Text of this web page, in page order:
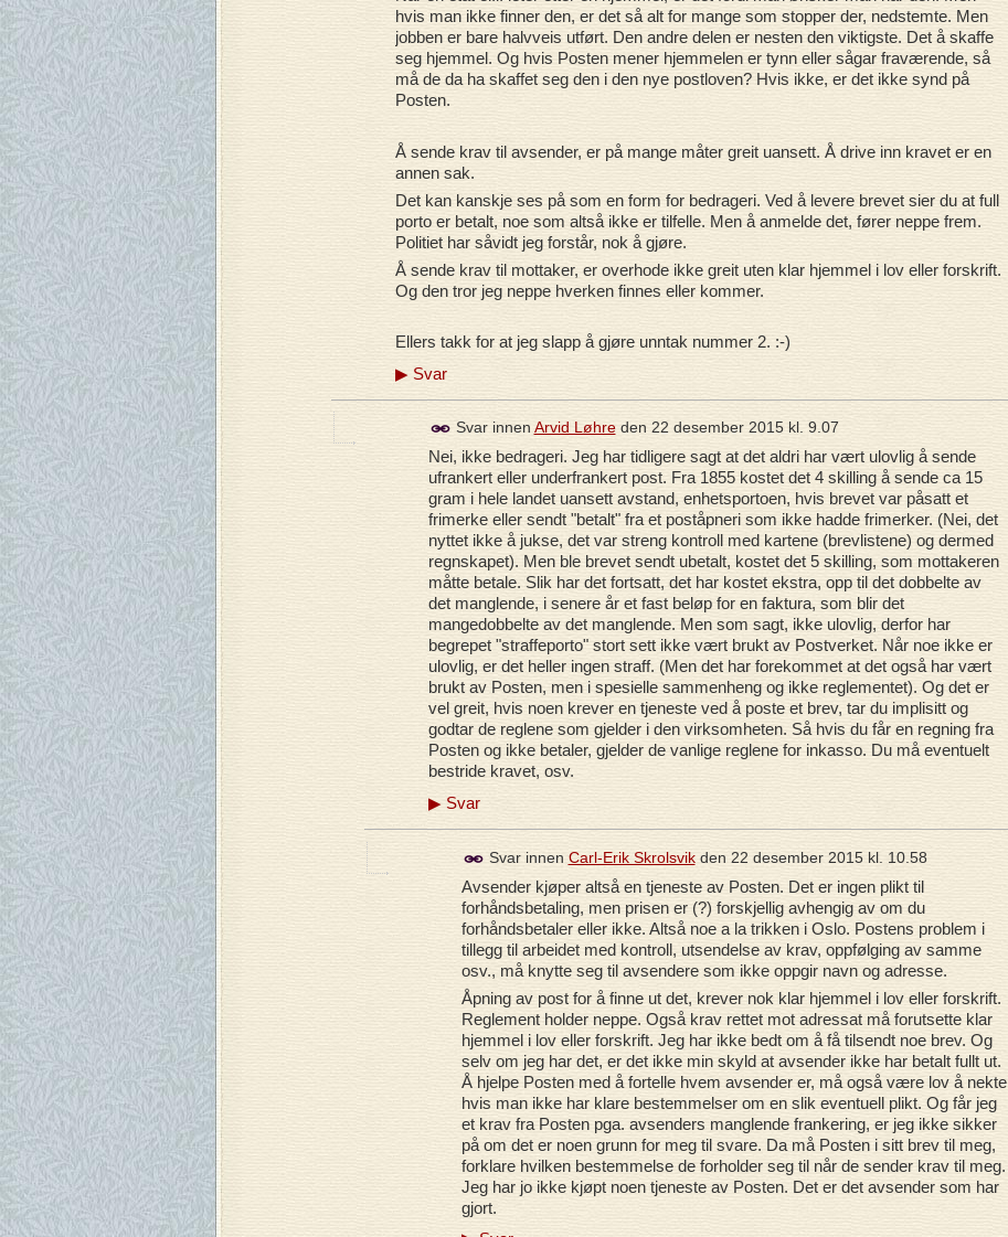
hvis man ikke finner den, er det så alt for mange som stopper der, nedstemte. Men
jobben er bare halvveis utført. Den andre delen er nesten den viktigste. Det å skaffe
seg hjemmel. Og hvis Posten mener hjemmelen er tynn eller sågar fraværende, så
må de da ha skaffet seg den i den nye postloven? Hvis ikke, er det ikke synd på
Posten.
Å sende krav til avsender, er på mange måter greit uansett. Å drive inn kravet er en
annen sak.
Det kan kanskje ses på som en form for bedrageri. Ved å levere brevet sier du at full
porto er betalt, noe som altså ikke er tilfelle. Men å anmelde det, fører neppe frem.
Politiet har såvidt jeg forstår, nok å gjøre.
Å sende krav til mottaker, er overhode ikke greit uten klar hjemmel i lov eller forskrift.
Og den tror jeg neppe hverken finnes eller kommer.
Ellers takk for at jeg slapp å gjøre unntak nummer 2. :-)
▶Svar
Svar innen Arvid Løhreden 22 desember 2015 kl. 9.07
Nei, ikke bedrageri. Jeg har tidligere sagt at det aldri har vært ulovlig å sende
ufrankert eller underfrankert post. Fra 1855 kostet det 4 skilling å sende ca 15
gram i hele landet uansett avstand, enhetsportoen, hvis brevet var påsatt et
frimerke eller sendt "betalt" fra et poståpneri som ikke hadde frimerker. (Nei, det
nyttet ikke å jukse, det var streng kontroll med kartene (brevlistene) og dermed
regnskapet). Men ble brevet sendt ubetalt, kostet det 5 skilling, som mottakeren
måtte betale. Slik har det fortsatt, det har kostet ekstra, opp til det dobbelte av
det manglende, i senere år et fast beløp for en faktura, som blir det
mangedobbelte av det manglende. Men som sagt, ikke ulovlig, derfor har
begrepet "straffeporto" stort sett ikke vært brukt av Postverket. Når noe ikke er
ulovlig, er det heller ingen straff. (Men det har forekommet at det også har vært
brukt av Posten, men i spesielle sammenheng og ikke reglementet). Og det er
vel greit, hvis noen krever en tjeneste ved å poste et brev, tar du implisitt og
godtar de reglene som gjelder i den virksomheten. Så hvis du får en regning fra
Posten og ikke betaler, gjelder de vanlige reglene for inkasso. Du må eventuelt
bestride kravet, osv.
▶Svar
Svar innen Carl-Erik Skrolsvikden 22 desember 2015 kl. 10.58
Avsender kjøper altså en tjeneste av Posten. Det er ingen plikt til
forhåndsbetaling, men prisen er (?) forskjellig avhengig av om du
forhåndsbetaler eller ikke. Altså noe a la trikken i Oslo. Postens problem i
tillegg til arbeidet med kontroll, utsendelse av krav, oppfølging av samme
osv., må knytte seg til avsendere som ikke oppgir navn og adresse.
Åpning av post for å finne ut det, krever nok klar hjemmel i lov eller forskrift.
Reglement holder neppe. Også krav rettet mot adressat må forutsette klar
hjemmel i lov eller forskrift. Jeg har ikke bedt om å få tilsendt noe brev. Og
selv om jeg har det, er det ikke min skyld at avsender ikke har betalt fullt ut.
Å hjelpe Posten med å fortelle hvem avsender er, må også være lov å nekte
hvis man ikke har klare bestemmelser om en slik eventuell plikt. Og får jeg
et krav fra Posten pga. avsenders manglende frankering, er jeg ikke sikker
på om det er noen grunn for meg til svare. Da må Posten i sitt brev til meg,
forklare hvilken bestemmelse de forholder seg til når de sender krav til meg.
Jeg har jo ikke kjøpt noen tjeneste av Posten. Det er det avsender som har
gjort.